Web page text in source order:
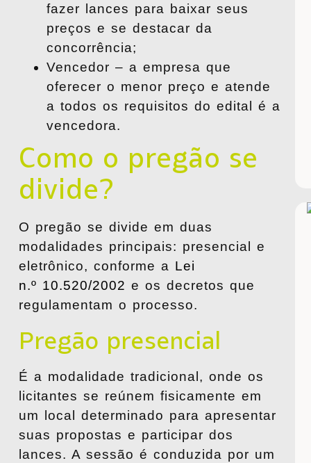
fazer lances para baixar seus
preços e se destacar da
concorrência;
Vencedor – a empresa que
oferecer o menor preço e atende
a todos os requisitos do edital é a
vencedora.
Como o pregão se
divide?
O pregão se divide em duas
modalidades principais: presencial e
eletrônico, conforme a Lei
n.º 10.520/2002 e os decretos que
regulamentam o processo.
Pregão presencial
É a modalidade tradicional, onde os
licitantes se reúnem fisicamente em
um local determinado para apresentar
suas propostas e participar dos
lances. A sessão é conduzida por um